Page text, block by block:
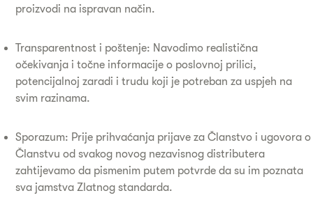
proizvodi na ispravan način.
Transparentnost i poštenje: Navodimo realistična
očekivanja i točne informacije o poslovnoj prilici,
potencijalnoj zaradi i trudu koji je potreban za uspjeh na
svim razinama.
Sporazum: Prije prihvaćanja prijave za Članstvo i ugovora o
Članstvu od svakog novog nezavisnog distributera
zahtijevamo da pismenim putem potvrde da su im poznata
sva jamstva Zlatnog standarda.